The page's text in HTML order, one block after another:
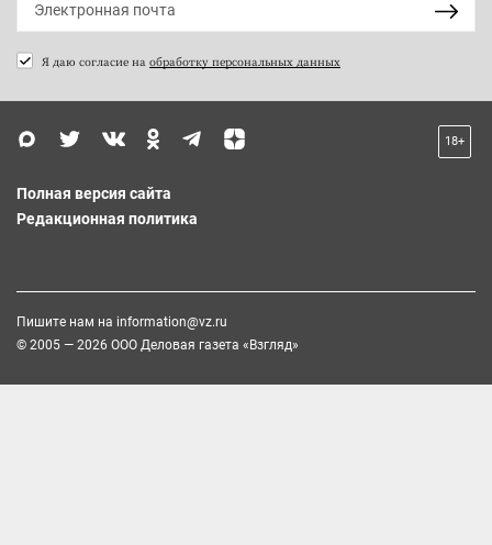
Я даю согласие на обработку персональных данных
18+
Полная версия сайта
Редакционная политика
Пишите нам на information@vz.ru
© 2005 — 2026 ООО Деловая газета «Взгляд»